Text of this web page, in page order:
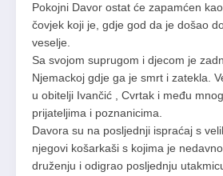
Pokojni Davor ostat će zapamćen
čovjek koji je, gdje god da je došao
veselje.
Sa svojom suprugom i djecom je
Njemackoj gdje ga je smrt i zatekla.
u obitelji Ivančić , Cvrtak i među
prijateljima i poznanicima.
Davora su na posljednji ispraćaj s
njegovi košarkaši s kojima je
druženju i odigrao posljednju